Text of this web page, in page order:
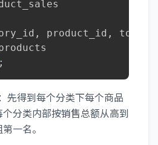
, product_id ,
;
先得到每个分类下每个商品
分类内部按销售总额从高到
一名。